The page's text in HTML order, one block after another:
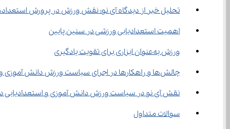
تحلیل خبر از دیدگاه آی‌ نو؛ نقش ورزش در پرورش استعدادها و مهارت‌ های دانش ‌آموزی
اهمیت استعدادیابی ورزشی در سنین پایین
ورزش به‌عنوان ابزاری برای تقویت یادگیری
چالش‌ها و راهکارها در اجرای سیاست ورزش دانش ‌آموزی و استعدادیابی در مدارس
نقش آی‌ نو در سیاست ورزش دانش آموزی و استعدادیابی در مدارس
سوالات متداول